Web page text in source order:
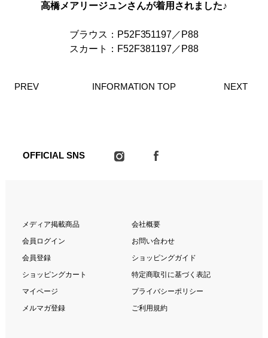
高橋メアリージュンさんが着用されました♪
ブラウス：P52F351197／P88
スカート：F52F381197／P88
INFORMATION TOP
PREV NEXT
OFFICIAL SNS
メディア掲載商品
会員ログイン
会員登録
ショッピングカート
マイページ
メルマガ登録
会社概要
お問い合わせ
ショッピングガイド
特定商取引に基づく表記
プライバシーポリシー
ご利用規約